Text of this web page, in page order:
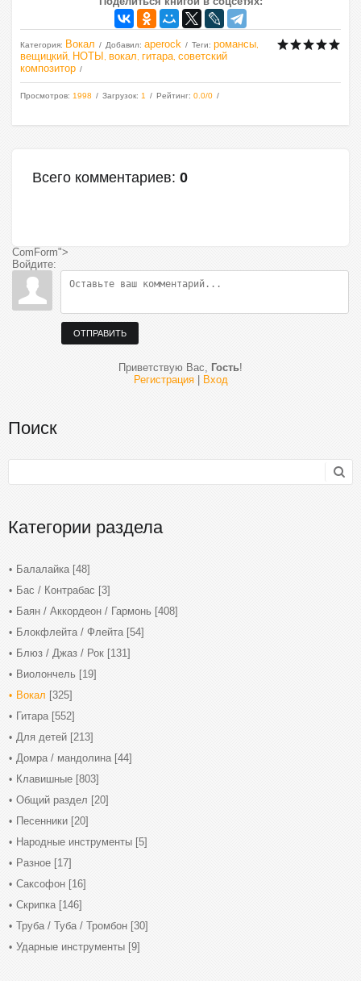
Категория: Вокал Добавил: aperock Теги: романсы
вещицкий НОТЫ вокал гитара советский
композитор
Просмотров: 1998 Загрузок: 1 Рейтинг: 0.0/0
Всего комментариев: 0
ComForm">
Войдите:
ОТПРАВИТЬ
Приветствую Вас, Гость!
Регистрация| Вход
Поиск
Категории раздела
Балалайка [48]
Бас / Контрабас [3]
Баян / Аккордеон / Гармонь [408]
Блокфлейта / Флейта [54]
Блюз / Джаз / Рок [131]
Виолончель [19]
Вокал [325]
Гитара [552]
Для детей [213]
Домра / мандолина [44]
Клавишные [803]
Общий раздел [20]
Песенники [20]
Народные инструменты [5]
Разное [17]
Саксофон [16]
Скрипка [146]
Труба / Туба / Тромбон [30]
Ударные инструменты [9]